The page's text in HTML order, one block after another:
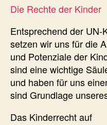
Die Rechte der Kinder
Entsprechend der UN-
setzen wir uns für die
und Potenziale der
sind eine wichtige
und haben für uns
sind Grundlage
Das Kinderrecht auf